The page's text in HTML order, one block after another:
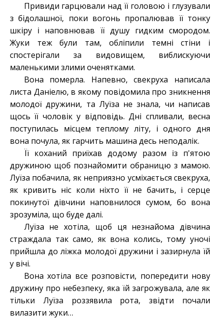
Привиди гарцювали над її головою і глузували
з бідолашної, поки вогонь пропалював її тонку
шкіру і наповнював її душу гидким смородом.
Жуки теж були там, обліпили темні стіни і
спостерігали за видовищем, виблискуючи
маленькими злими оченятками.
Вона померла. Напевно, свекруха написала
листа Даніелю, в якому повідомила про зникнення
молодої дружини, та Луїза не знала, чи написав
щось її чоловік у відповідь. Дні спливали, весна
поступилась місцем теплому літу, і одного дня
вона почула, як гарчить машина десь неподалік.
Її коханий приїхав додому разом із п'ятою
дружиною щоб познайомити обраницю з мамою.
Луїза побачила, як неприязно усміхається свекруха,
як кривить ніс коли ніхто її не бачить, і серце
покинутої дівчини наповнилося сумом, бо вона
зрозуміла, що буде далі.
Луїза не хотіла, щоб ця незнайома дівчина
страждала так само, як вона колись, тому уночі
прийшла до ліжка молодої дружини і зазирнула їй
у вічі.
Вона хотіла все розповісти, попередити нову
дружину про небезпеку, яка їй загрожувала, але як
тільки Луїза роззявила рота, звідти почали
вилазити жуки…